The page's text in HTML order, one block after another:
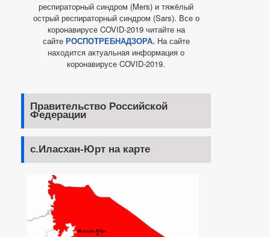
респираторный синдром (Mers) и тяжёлый
острый респираторный синдром (Sars). Все о
коронавирусе COVID-2019 читайте на
сайте РОСПОТРЕБНАДЗОРА. На сайте
находится актуальная информация о
коронавирусе COVID-2019.
Правительство Российской
Федерации
с.Иласхан-Юрт на карте